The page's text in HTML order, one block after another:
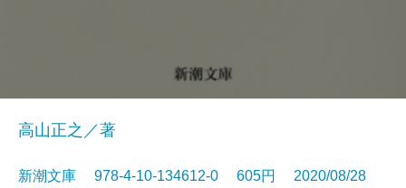
高山正之／著
新潮文庫 978-4-10-134612-0 605円 2020/08/28